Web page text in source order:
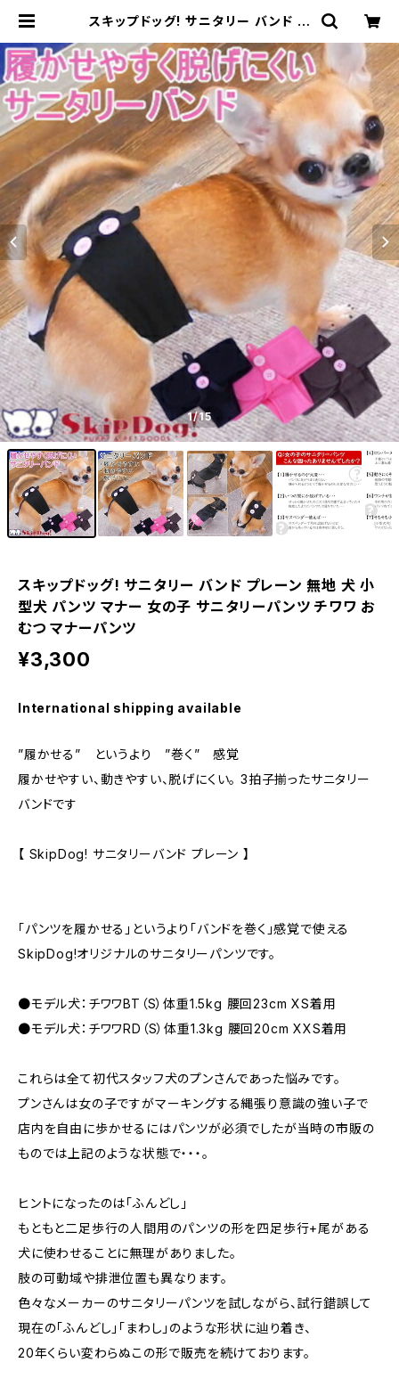
スキップドッグ! サニタリー バンド プ
女の子 サニタリーパンツ チワワ おむ
つ マナーパンツ | チワワ専門店スキ
ップドッグ！
1/15
スキップドッグ! サニタリー バンド プレーン 無地 犬 小
型犬 パンツ マナー 女の子 サニタリーパンツ チワワ お
むつ マナーパンツ
¥3,300
International shipping available
”履かせる” というより ”巻く” 感覚
履かせやすい、動きやすい、脱げにくい。 3拍子揃ったサニタリー
バンドです
【 SkipDog! サニタリーバンド プレーン 】
「パンツを履かせる」というより「バンドを巻く」感覚で使える
SkipDog!オリジナルのサニタリーパンツです。
●モデル犬：チワワBT（S）体重1.5kg 腰回23cm XS着用
●モデル犬：チワワRD（S）体重1.3kg 腰回20cm XXS着用
これらは全て初代スタッフ犬のプンさんであった悩みです。
プンさんは女の子ですがマーキングする縄張り意識の強い子で
店内を自由に歩かせるにはパンツが必須でしたが当時の市販の
ものでは上記のような状態で・・・。
ヒントになったのは「ふんどし」
もともと二足歩行の人間用のパンツの形を四足歩行+尾がある
犬に使わせることに無理がありました。
肢の可動域や排泄位置も異なります。
色々なメーカーのサニタリーパンツを試しながら、試行錯誤して
現在の「ふんどし」「まわし」のような形状に辿り着き、
20年くらい変わらぬこの形で販売を続けております。